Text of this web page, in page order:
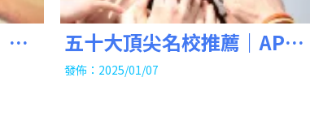
五十大頂尖名校推薦｜AP課
程｜AP課程補習班｜
發佈：2025/01/07